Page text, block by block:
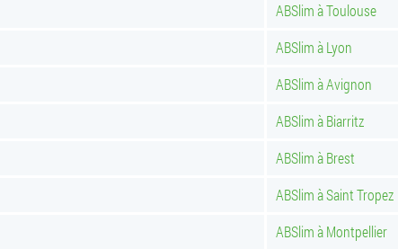
ABSlim à Toulouse
ABSlim à Lyon
ABSlim à Avignon
ABSlim à Biarritz
ABSlim à Brest
ABSlim à Saint Tropez
ABSlim à Montpellier